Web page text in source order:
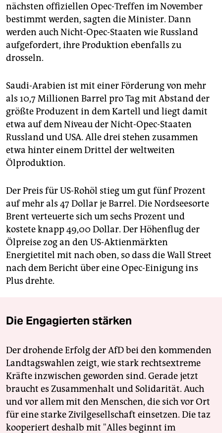
nächsten offiziellen Opec-Treffen im November
bestimmt werden, sagten die Minister. Dann
werden auch Nicht-Opec-Staaten wie Russland
aufgefordert, ihre Produktion ebenfalls zu
drosseln.
Saudi-Arabien ist mit einer Förderung von mehr
als 10,7 Millionen Barrel pro Tag mit Abstand der
größte Produzent in dem Kartell und liegt damit
etwa auf dem Niveau der Nicht-Opec-Staaten
Russland und USA. Alle drei stehen zusammen
etwa hinter einem Drittel der weltweiten
Ölproduktion.
Der Preis für US-Rohöl stieg um gut fünf Prozent
auf mehr als 47 Dollar je Barrel. Die Nordseesorte
Brent verteuerte sich um sechs Prozent und
kostete knapp 49,00 Dollar. Der Höhenflug der
Ölpreise zog an den US-Aktienmärkten
Energietitel mit nach oben, so dass die Wall Street
nach dem Bericht über eine Opec-Einigung ins
Plus drehte.
Die Engagierten stärken
Der drohende Erfolg der AfD bei den kommenden
Landtagswahlen zeigt, wie stark rechtsextreme
Kräfte inzwischen geworden sind. Gerade jetzt
braucht es Zusammenhalt und Solidarität. Auch
und vor allem mit den Menschen, die sich vor Ort
für eine starke Zivilgesellschaft einsetzen. Die taz
kooperiert deshalb mit "Alles beginnt im